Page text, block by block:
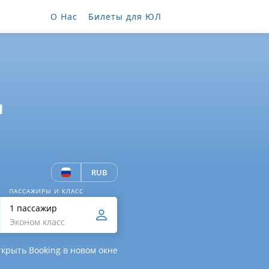
О Нас Билеты для ЮЛ
RUB
ПАССАЖИРЫ И КЛАСС
1 пассажир
Эконом класс
Booking в новом окне